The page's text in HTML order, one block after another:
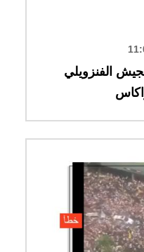
الفنزويلي